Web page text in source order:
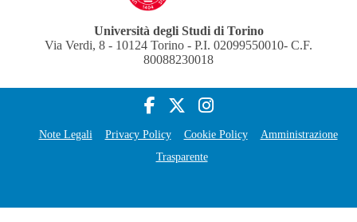
Università degli Studi di Torino
Via Verdi, 8 - 10124 Torino - P.I. 02099550010- C.F.
80088230018
Note Legali Privacy Policy Cookie Policy
Amministrazione
Trasparente